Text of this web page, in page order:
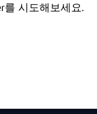
를 시도해보세요.